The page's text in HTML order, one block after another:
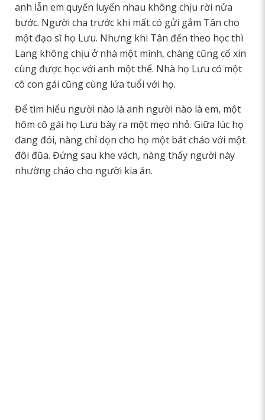
anh lẫn em quyến luyến nhau không chịu rời nửa
bước. Người cha trước khi mất có gửi gắm Tân cho
một đạo sĩ họ Lưu. Nhưng khi Tân đến theo học thì
Lang không chịu ở nhà một mình, chàng cũng cố xin
cùng được học với anh một thể. Nhà họ Lưu có một
cô con gái cũng cùng lứa tuổi với họ.
Để tìm hiểu người nào là anh người nào là em, một
hôm cô gái họ Lưu bày ra một mẹo nhỏ. Giữa lúc họ
đang đói, nàng chỉ dọn cho họ một bát cháo với một
đôi đũa. Đứng sau khe vách, nàng thấy người này
nhường cháo cho người kia ăn.